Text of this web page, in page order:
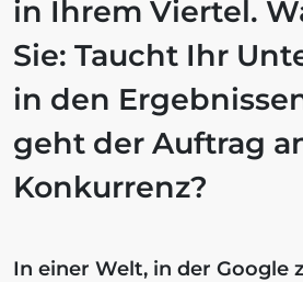
in Ihrem Viertel.
Sie: Taucht Ihr
in den
geht der Auftrag
Konkurrenz?
In einer Welt, in der Google